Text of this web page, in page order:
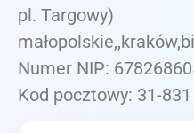
pl. Targowy)
Numer NIP:
Kod pocztowy: 31-831